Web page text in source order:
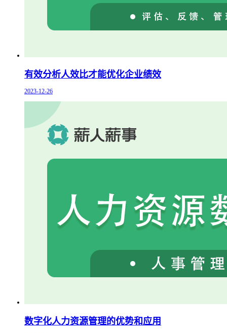
有效分析人效比才能优化企业绩效
2023-12-26
数字化人力资源管理的优势和应用